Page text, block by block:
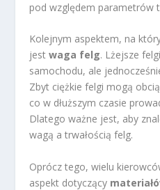
pod względem parametrów
Kolejnym aspektem, na
jestwaga felg. Lżejsze
samochodu, ale
Zbyt ciężkie felgi mogą
co w dłuższym czasie
Dlatego ważne jest, aby
wagą a trwałością felg.
Oprócz tego, wielu
aspekt dotyczący